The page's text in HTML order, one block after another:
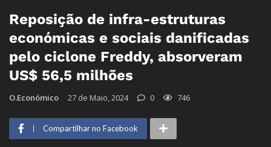
Reposição de infra-estruturas
económicas e sociais danificadas
pelo ciclone Freddy, absorveram
US$ 56,5 milhões
O.Económico 27 de Maio, 2024 0 746
Compartilhar no Facebook